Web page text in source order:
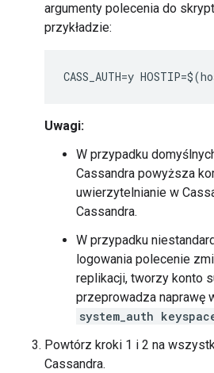
argumenty polecenia do
przykładzie:
CASS_AUTH=y
Uwagi:
W przypadku
Cassandra powyższa
uwierzytelnianie w
Cassandra.
W przypadku
logowania polecenie
replikacji, tworzy konto
przeprowadza naprawę
system_auth
Powtórz kroki 1 i 2 na
Cassandra.